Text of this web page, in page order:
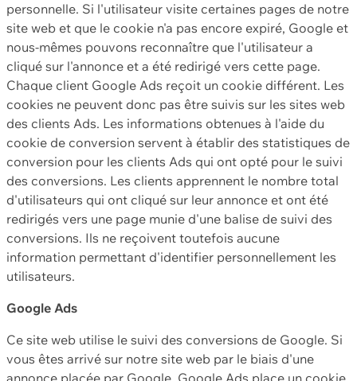
personnelle. Si l'utilisateur visite certaines pages de notre
site web et que le cookie n'a pas encore expiré, Google et
nous-mêmes pouvons reconnaître que l'utilisateur a
cliqué sur l'annonce et a été redirigé vers cette page.
Chaque client Google Ads reçoit un cookie différent. Les
cookies ne peuvent donc pas être suivis sur les sites web
des clients Ads. Les informations obtenues à l'aide du
cookie de conversion servent à établir des statistiques de
conversion pour les clients Ads qui ont opté pour le suivi
des conversions. Les clients apprennent le nombre total
d'utilisateurs qui ont cliqué sur leur annonce et ont été
redirigés vers une page munie d'une balise de suivi des
conversions. Ils ne reçoivent toutefois aucune
information permettant d'identifier personnellement les
utilisateurs.
Google Ads
Ce site web utilise le suivi des conversions de Google. Si
vous êtes arrivé sur notre site web par le biais d'une